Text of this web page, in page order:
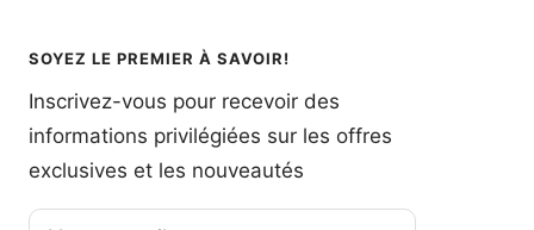
SOYEZ LE PREMIER À SAVOIR!
Inscrivez-vous pour recevoir des
informations privilégiées sur les offres
exclusives et les nouveautés